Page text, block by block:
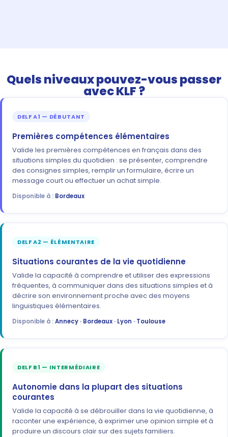
Quels niveaux pouvez-vous passer
avec KLF ?
DELF A1 — DÉBUTANT
Premières compétences élémentaires
Valide les premières compétences en français dans des
situations simples du quotidien : se présenter, comprendre
des consignes simples, remplir un formulaire, écrire un
message court ou effectuer un achat simple.
Disponible à : Bordeaux
DELF A2 — ÉLÉMENTAIRE
Situations courantes de la vie quotidienne
Valide la capacité à comprendre et utiliser des expressions
fréquentes, à communiquer dans des situations simples et à
décrire son environnement proche avec des moyens
linguistiques élémentaires.
Disponible à :Annecy · Bordeaux · Lyon · Toulouse
DELF B1 — INTERMÉDIAIRE
Autonomie dans la plupart des situations
courantes
Valide la capacité à se débrouiller dans la vie quotidienne, à
raconter une expérience, à exprimer une opinion simple et à
produire un discours clair sur des sujets familiers.